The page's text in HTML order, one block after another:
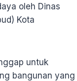
oleh Dinas
Kota
untuk
bangunan yang